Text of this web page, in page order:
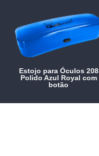
Estojo para Óculos 208
Polido Azul Royal com
botão